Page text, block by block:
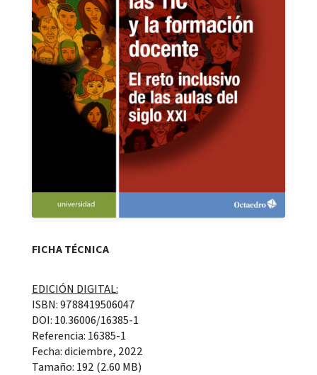
FICHA TÉCNICA
EDICIÓN DIGITAL:
ISBN: 9788419506047
DOI: 10.36006/16385-1
Referencia: 16385-1
Fecha: diciembre, 2022
Tamaño: 192 (2.60 MB)